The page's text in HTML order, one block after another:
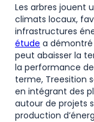
Les arbres jouent
climats locaux,
infrastructures
étude a
peut abaisser la
la performance
terme, Treesition
en intégrant des
autour de projets
production